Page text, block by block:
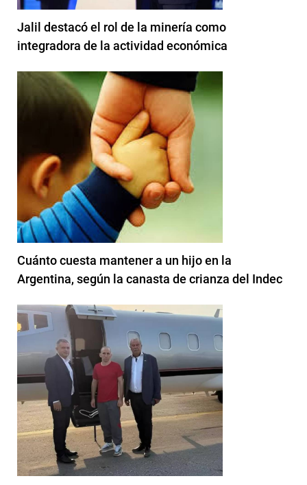
Jalil destacó el rol de la minería como
integradora de la actividad económica
Cuánto cuesta mantener a un hijo en la
Argentina, según la canasta de crianza del Indec